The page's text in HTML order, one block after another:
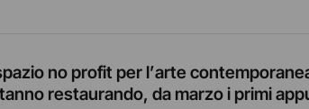
no profit per l’arte
restaurando, da marzo i primi